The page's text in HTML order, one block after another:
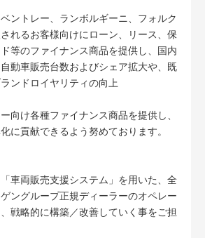
ントレー、ランボルギーニ、フォルク
れるお客様向けにローン、リース、保
等のファイナンス商品を提供し、国内
動車販売台数およびシェア拡大や、既
ンドロイヤリティの向上
向け各種ファイナンス商品を提供し、
に貢献できるよう努めております。
車両販売支援システム」を用いた、全
ングループ正規ディーラーのオペレー
戦略的に構築／改善していく事をご担